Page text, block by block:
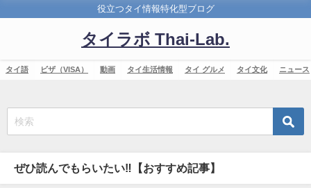
役立つタイ情報特化型ブログ
タイラボ Thai-Lab.
タイ語 ビザ（VISA） 動画 タイ生活情報 タイ グルメ タイ文化 ニュース
ぜひ読んでもらいたい‼【おすすめ記事】